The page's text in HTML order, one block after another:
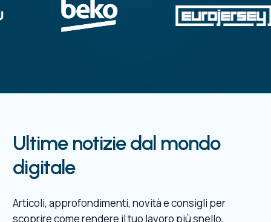
Ultime notizie dal mondo
digitale
Articoli, approfondimenti, novità e consigli per
scoprire come rendere il tuo lavoro più snello,